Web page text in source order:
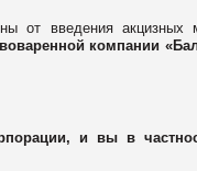
от введения акцизных
компании
и вы в